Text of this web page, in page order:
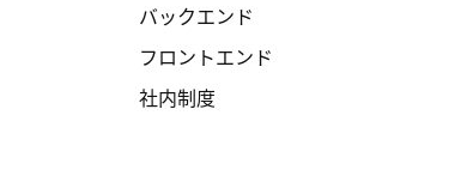
バックエンド
フロントエンド
社内制度